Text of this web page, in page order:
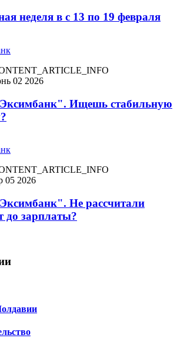
неделя в с 13 по 19 февраля
02 2026
Ищешь стабильную
05 2026
Не рассчитали
до зарплаты?